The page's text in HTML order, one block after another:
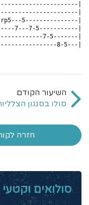
|
|
5---------------|
7---7-5-----------|
7-5-------|
8-5---|
סולו בסגנון
חזרה
סולואים וקטעי